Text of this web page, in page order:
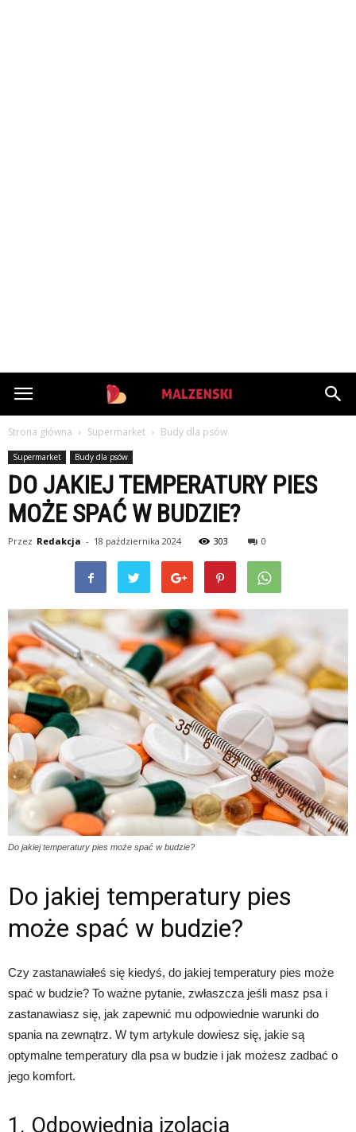
StazMalzenski.pl
Strona główna Supermarket Budy dla psów
Supermarket Budy dla psów
DO JAKIEJ TEMPERATURY PIES
MOŻE SPAĆ W BUDZIE?
Przez Redakcja - 18 października 2024 303 0
Do jakiej temperatury pies może spać w budzie?
Do jakiej temperatury pies
może spać w budzie?
Czy zastanawiałeś się kiedyś, do jakiej temperatury pies może
spać w budzie? To ważne pytanie, zwłaszcza jeśli masz psa i
zastanawiasz się, jak zapewnić mu odpowiednie warunki do
spania na zewnątrz. W tym artykule dowiesz się, jakie są
optymalne temperatury dla psa w budzie i jak możesz zadbać o
jego komfort.
1. Odpowiednia izolacja